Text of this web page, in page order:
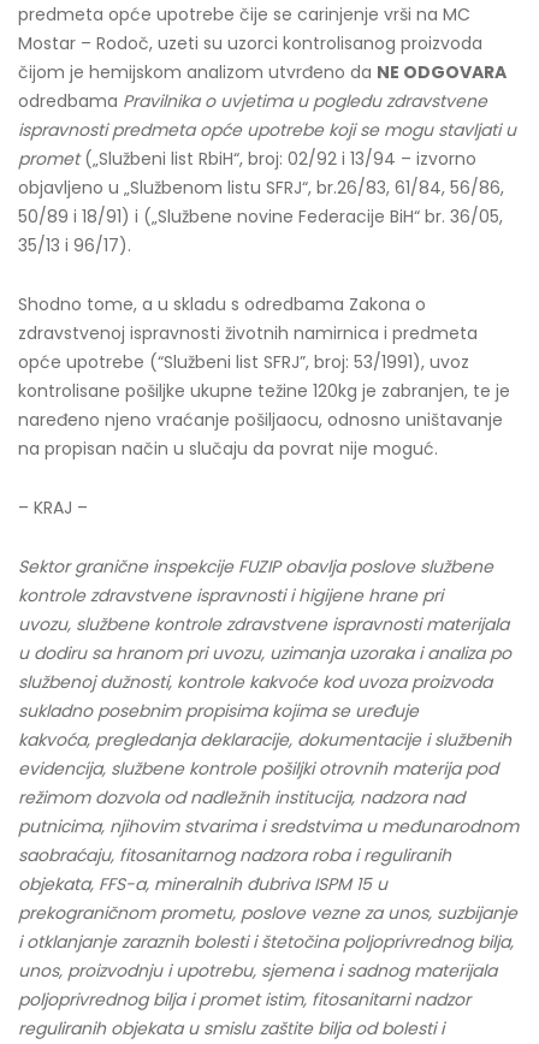
predmeta opće upotrebe čije se carinjenje vrši na MC
Mostar – Rodoč, uzeti su uzorci kontrolisanog proizvoda
čijom je hemijskom analizom utvrđeno da NE ODGOVARA
odredbama Pravilnika o uvjetima u pogledu zdravstvene
ispravnosti predmeta opće upotrebe koji se mogu stavljati u
promet(„Službeni list RbiH“, broj: 02/92 i 13/94 – izvorno
objavljeno u „Službenom listu SFRJ“, br.26/83, 61/84, 56/86,
50/89 i 18/91) i („Službene novine Federacije BiH“ br. 36/05,
35/13 i 96/17).
Shodno tome, a u skladu s odredbama Zakona o
zdravstvenoj ispravnosti životnih namirnica i predmeta
opće upotrebe (“Službeni list SFRJ”, broj: 53/1991), uvoz
kontrolisane pošiljke ukupne težine 120kg je zabranjen, te je
naređeno njeno vraćanje pošiljaocu, odnosno uništavanje
na propisan način u slučaju da povrat nije moguć.
– KRAJ –
Sektor granične inspekcije FUZIP obavlja poslove službene
kontrole zdravstvene ispravnosti i higijene hrane pri
uvozu, službene kontrole zdravstvene ispravnosti materijala
u dodiru sa hranom pri uvozu, uzimanja uzoraka i analiza po
službenoj dužnosti, kontrole kakvoće kod uvoza proizvoda
sukladno posebnim propisima kojima se uređuje
kakvoća, pregledanja deklaracije, dokumentacije i službenih
evidencija, službene kontrole pošiljki otrovnih materija pod
režimom dozvola od nadležnih institucija, nadzora nad
putnicima, njihovim stvarima i sredstvima u međunarodnom
saobraćaju, fitosanitarnog nadzora roba i reguliranih
objekata, FFS-a, mineralnih đubriva ISPM 15 u
prekograničnom prometu, poslove vezne za unos, suzbijanje
i otklanjanje zaraznih bolesti i štetočina poljoprivrednog bilja,
unos, proizvodnju i upotrebu, sjemena i sadnog materijala
poljoprivrednog bilja i promet istim, fitosanitarni nadzor
reguliranih objekata u smislu zaštite bilja od bolesti i